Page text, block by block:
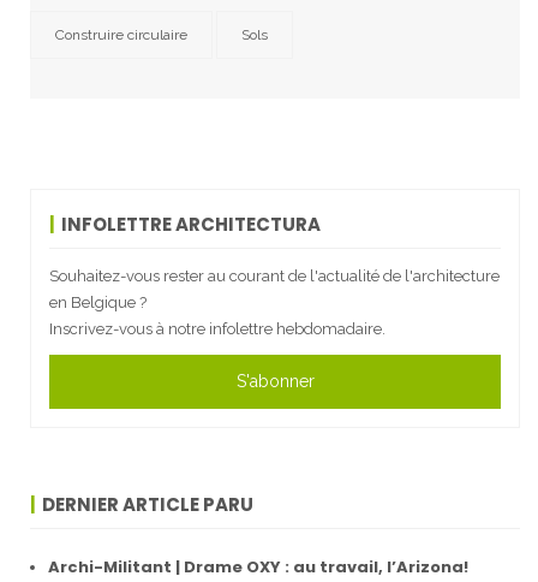
Construire circulaire Sols
INFOLETTRE ARCHITECTURA
Souhaitez-vous rester au courant de l'actualité de l'architecture
en Belgique ?
Inscrivez-vous à notre infolettre hebdomadaire.
S'abonner
DERNIER ARTICLE PARU
Archi-Militant | Drame OXY : au travail, l’Arizona!